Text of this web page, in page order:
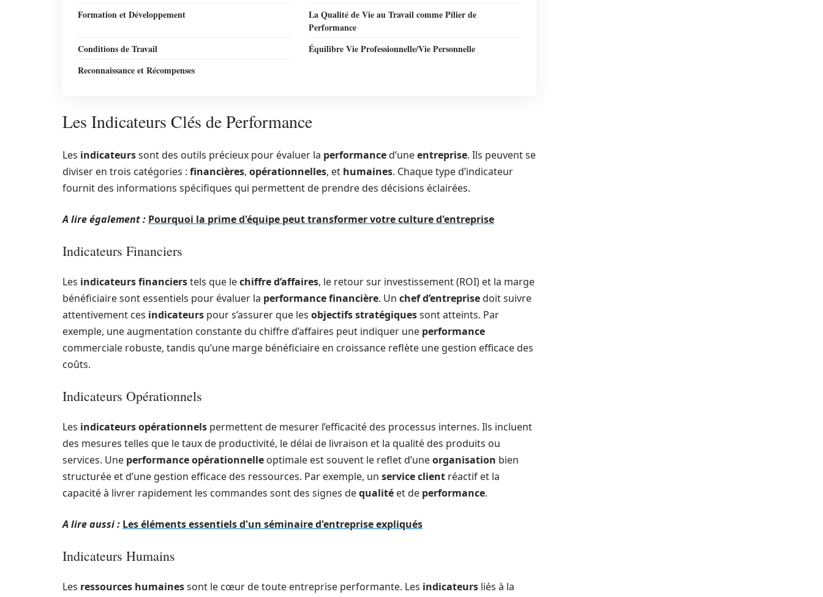
Formation et Développement
La Qualité de Vie au Travail comme Pilier de
Performance
Conditions de Travail
Équilibre Vie Professionnelle/Vie Personnelle
Reconnaissance et Récompenses
Les Indicateurs Clés de Performance
Les indicateurssont des outils précieux pour évaluer la performanced’uneentreprise. Ils peuvent se
diviser en trois catégories : financières, opérationnelles, et humaines. Chaque type d’indicateur
fournit des informations spécifiques qui permettent de prendre des décisions éclairées.
A lire également : Pourquoi la prime d'équipe peut transformer votre culture d'entreprise
Indicateurs Financiers
Les indicateurs financierstels que lechiffre d’affaires, le retour sur investissement (ROI) et la marge
bénéficiaire sont essentiels pour évaluer la performance financière. Un chef d’entreprisedoit suivre
attentivement ces indicateurs pour s’assurer que les objectifs stratégiquessont atteints. Par
exemple, une augmentation constante du chiffre d’affaires peut indiquer une performance
commerciale robuste, tandis qu’une marge bénéficiaire en croissance reflète une gestion efficace des
coûts.
Indicateurs Opérationnels
Les indicateurs opérationnels permettent de mesurer l’efficacité des processus internes. Ils incluent
des mesures telles que le taux de productivité, le délai de livraison et la qualité des produits ou
services. Une performance opérationnelle optimale est souvent le reflet d’uneorganisation bien
structurée et d’une gestion efficace des ressources. Par exemple, un service client réactif et la
capacité à livrer rapidement les commandes sont des signes dequalité et de performance.
A lire aussi : Les éléments essentiels d'un séminaire d'entreprise expliqués
Indicateurs Humains
Les ressources humainessont le cœur de toute entreprise performante. Les indicateurs liés à la